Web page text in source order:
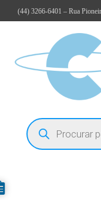
(44) 3266-6401 – Rua